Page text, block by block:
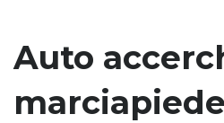
Auto